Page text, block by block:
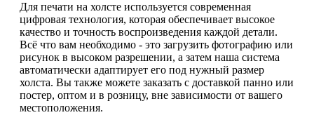
Для печати на холсте используется современная
цифровая технология, которая обеспечивает высокое
качество и точность воспроизведения каждой детали.
Всё что вам необходимо - это загрузить фотографию или
рисунок в высоком разрешении, а затем наша система
автоматически адаптирует его под нужный размер
холста. Вы также можете заказать с доставкой панно или
постер, оптом и в розницу, вне зависимости от вашего
местоположения.